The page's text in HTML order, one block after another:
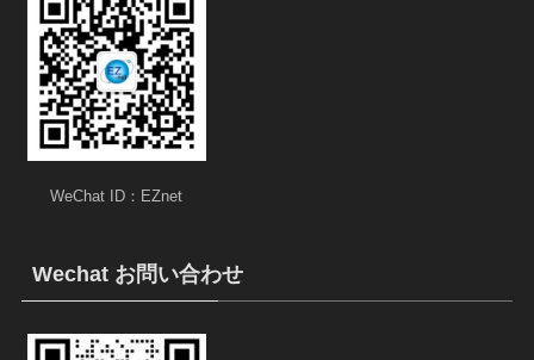
WeChat ID：EZnet
Wechat お問い合わせ